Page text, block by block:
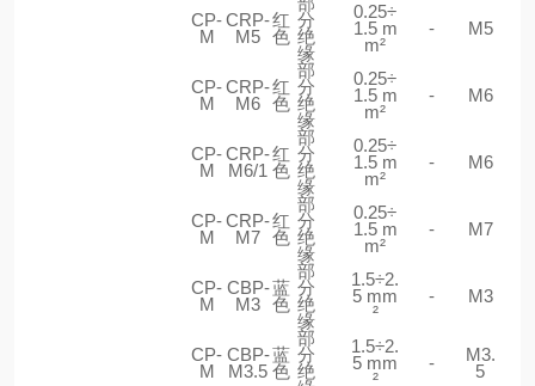
CP-
M
CRP-
M5
红
色
分
绝
缘
0.25÷
1.5 m
m²
- M5
CP-
M
CRP-
M6
红
色
部
分
绝
缘
0.25÷
1.5 m
m²
- M6
CP-
M
CRP-
M6/1
红
色
部
分
绝
缘
0.25÷
1.5 m
m²
- M6
CP-
M
CRP-
M7
红
色
部
分
绝
缘
0.25÷
1.5 m
m²
- M7
CP-
M
CBP-
M3
蓝
色
部
分
绝
缘
1.5÷2.
5 mm
²
- M3
CP-
M
CBP-
M3.5
蓝
色
部
分
绝
1.5÷2.
5 mm
²
-
M3.
5